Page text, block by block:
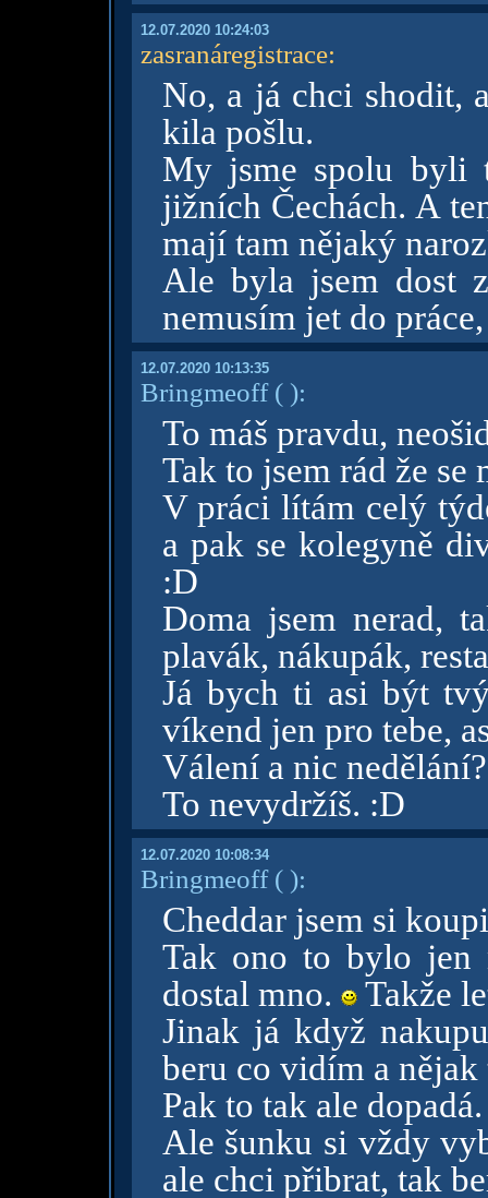
12.07.2020 10:24:03
zasranáregistrace:
No, a já chci shodit,
kila pošlu.
My jsme spolu byli
jižních Čechách. A
mají tam nějaký
Ale byla jsem dost
nemusím jet do
12.07.2020 10:13:35
Bringmeoff( ):
To máš pravdu,
Tak to jsem rád že se
V práci lítám celý
a pak se kolegyně
:D
Doma jsem nerad,
plavák, nákupák,
Já bych ti asi být
víkend jen pro tebe,
Válení a nic
To nevydržíš. :D
12.07.2020 10:08:34
Bringmeoff( ):
Cheddar jsem si
Tak ono to bylo jen
dostal mno.
Takže
Jinak já když
beru co vidím a
Pak to tak ale
Ale šunku si vždy
ale chci přibrat, tak